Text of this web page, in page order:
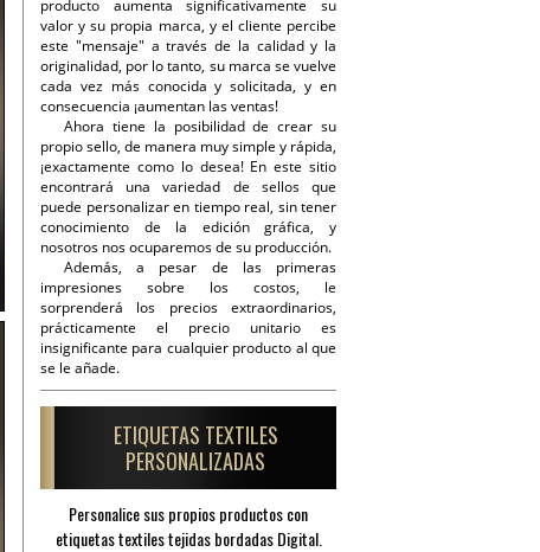
producto aumenta significativamente su
valor y su propia marca, y el cliente percibe
este "mensaje" a través de la calidad y la
originalidad, por lo tanto, su marca se vuelve
cada vez más conocida y solicitada, y en
consecuencia ¡aumentan las ventas!
Ahora tiene la posibilidad de crear su
propio sello, de manera muy simple y rápida,
¡exactamente como lo desea! En este sitio
encontrará una variedad de sellos que
puede personalizar en tiempo real, sin tener
conocimiento de la edición gráfica, y
nosotros nos ocuparemos de su producción.
Además, a pesar de las primeras
impresiones sobre los costos, le
sorprenderá los precios extraordinarios,
prácticamente el precio unitario es
insignificante para cualquier producto al que
se le añade.
ETIQUETAS TEXTILES
PERSONALIZADAS
Personalice sus propios productos con
etiquetas textiles tejidas bordadas Digital.